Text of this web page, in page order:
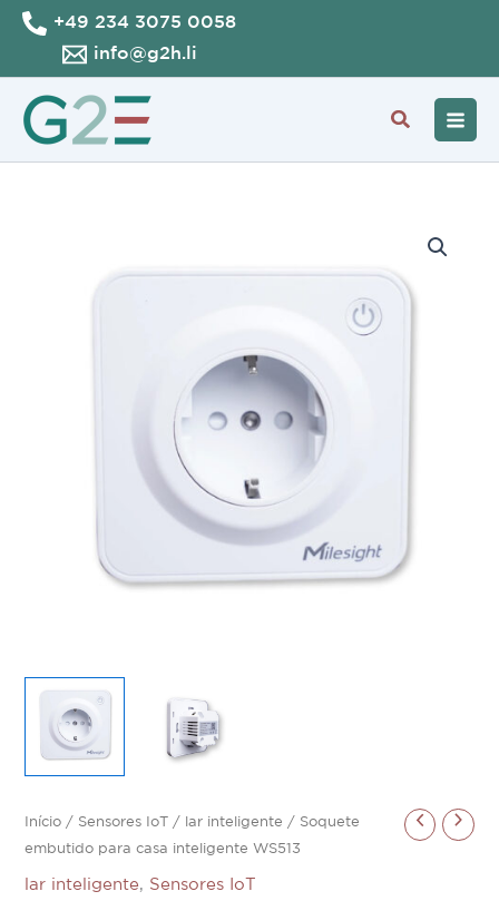
Skip
content
+49 234 3075 0058
info@g2h.li
Search
Início / Sensores IoT / lar inteligente / Soquete
embutido para casa inteligente WS513
lar inteligente, Sensores IoT